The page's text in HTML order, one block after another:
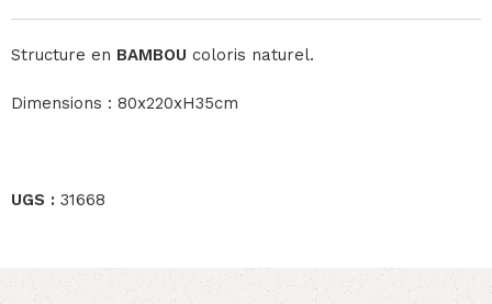
Structure en BAMBOU coloris naturel.
Dimensions : 80x220xH35cm
UGS : 31668